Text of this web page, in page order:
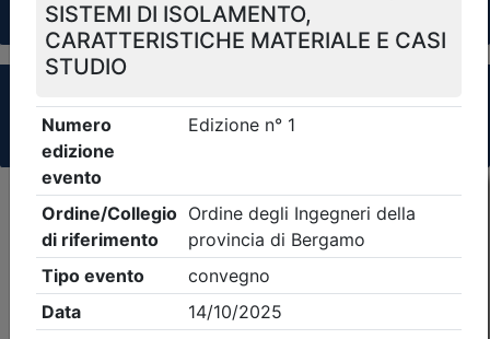
Collegi Professionali
Clicca qui - espandi la sezione dei filtri ricerca
eventi
Criteri di ricerca applicati:
- Tipo Ordine/collegio:Ingegneri
Bergamo
- Eventi in programma dal